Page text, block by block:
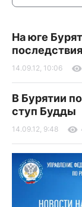
На юге
14.09.12, 10:06
В Бурятии
ступ Будды
14.09.12, 9:48